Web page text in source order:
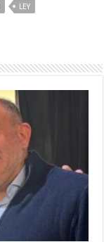
LEY